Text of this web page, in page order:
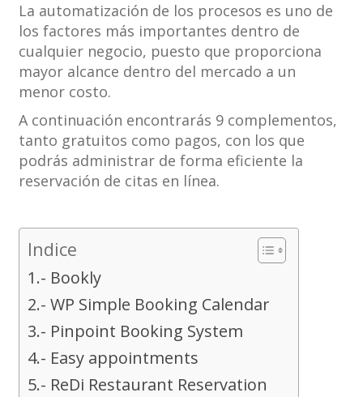
La automatización de los procesos es uno de
los factores más importantes dentro de
cualquier negocio, puesto que proporciona
mayor alcance dentro del mercado a un
menor costo.
A continuación encontrarás 9 complementos,
tanto gratuitos como pagos, con los que
podrás administrar de forma eficiente la
reservación de citas en línea.
Indice
1.- Bookly
2.- WP Simple Booking Calendar
3.- Pinpoint Booking System
4.- Easy appointments
5.- ReDi Restaurant Reservation